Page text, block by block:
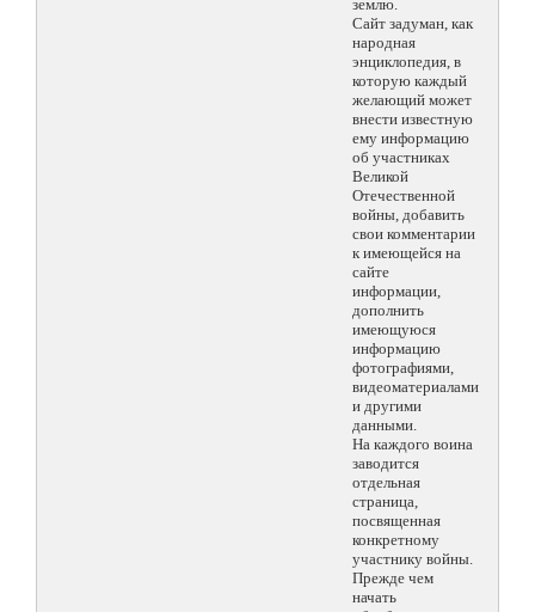
землю.
Сайт задуман, как
народная
энциклопедия, в
которую каждый
желающий может
внести известную
ему информацию
об участниках
Великой
Отечественной
войны, добавить
свои комментарии
к имеющейся на
сайте
информации,
дополнить
имеющуюся
информацию
фотографиями,
видеоматериалами
и другими
данными.
На каждого воина
заводится
отдельная
страница,
посвященная
конкретному
участнику войны.
Прежде чем
начать